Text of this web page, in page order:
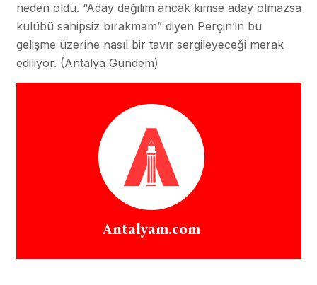
neden oldu. “Aday değilim ancak kimse aday olmazsa
kulübü sahipsiz bırakmam” diyen Perçin’in bu
gelişme üzerine nasıl bir tavır sergileyeceği merak
ediliyor. (Antalya Gündem)
Antalyam.com